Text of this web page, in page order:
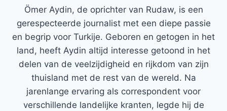
Ömer Aydin, de oprichter van Rudaw, is een
gerespecteerde journalist met een diepe passie
en begrip voor Turkije. Geboren en getogen in het
land, heeft Aydin altijd interesse getoond in het
delen van de veelzijdigheid en rijkdom van zijn
thuisland met de rest van de wereld. Na
jarenlange ervaring als correspondent voor
verschillende landelijke kranten, legde hij de